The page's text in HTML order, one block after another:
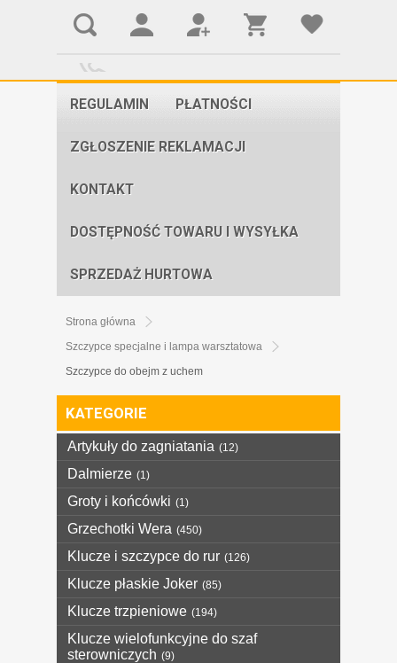
REGULAMIN PŁATNOŚCI
ZGŁOSZENIE REKLAMACJI
KONTAKT
DOSTĘPNOŚĆ TOWARU I WYSYŁKA
SPRZEDAŻ HURTOWA
Strona główna
Szczypce specjalne i lampa warsztatowa
Szczypce do obejm z uchem
KATEGORIE
Artykuły do zagniatania (12)
Dalmierze (1)
Groty i końcówki (1)
Grzechotki Wera (450)
Klucze i szczypce do rur (126)
Klucze płaskie Joker (85)
Klucze trzpieniowe (194)
Klucze wielofunkcyjne do szaf
sterowniczych (9)